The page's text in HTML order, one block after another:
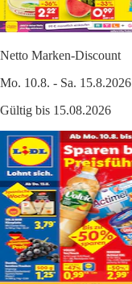
Netto Marken-Discount
Mo. 10.8. - Sa. 15.8.2026
Gültig bis 15.08.2026